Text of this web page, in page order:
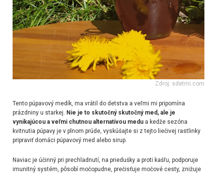
Zdroj: sdetmi.com
Tento púpavový medík, ma vrátil do detstva a veľmi mi pripomína
prázdniny u starkej. Nie je to skutočný skutočný med, ale je
vynikajúcou a veľmi chutnou alternatívou medua kedže sezóna
kvitnutia púpavy je v plnom prúde, vyskúšajte si z tejto liečivej rastlinky
pripraviť domáci púpavový med alebo sirup.
Naviac je účinný pri prechladnutí, na priedušky a proti kašľu, podporuje
imunitný systém, pôsobí močopudne, prečisťuje močové cesty, znižuje